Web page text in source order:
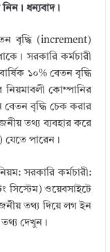
ধন্যবাদ।
বৃদ্ধি (increment)
সরকারি কর্মচারী
১০% বেতন বৃদ্ধি
নিয়মাবলী কোম্পানির
বেতন বৃদ্ধি চেক করার
তথ্য ব্যবহার করে
যেতে পারেন।
সরকারি কর্মচারী:
সিস্টেম) ওয়েবসাইটে
তথ্য দিয়ে লগ ইন
তথ্য দেখুন।